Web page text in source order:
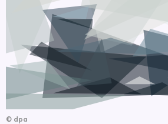
© dpa